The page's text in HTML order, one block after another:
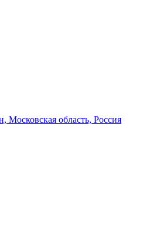
Московская область, Россия